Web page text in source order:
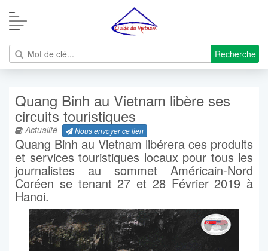
Recherche
Quang Binh au Vietnam libère ses
circuits touristiques
Actualité Nous envoyer ce lien
Quang Binh au Vietnam libérera ces produits
et services touristiques locaux pour tous les
journalistes au sommet Américain-Nord
Coréen se tenant 27 et 28 Février 2019 à
Hanoi.